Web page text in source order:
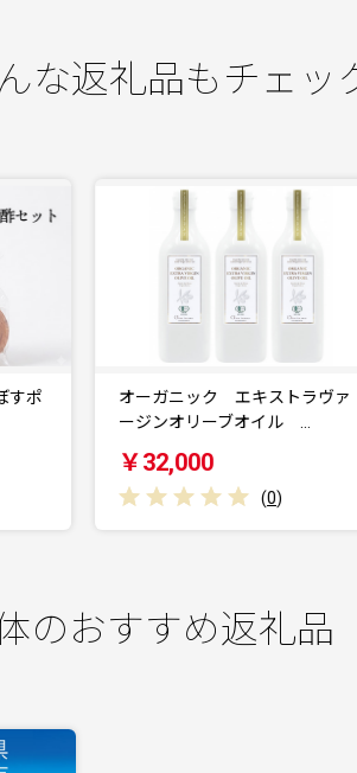
な返礼品もチェッ
ヴァ
【定期便全6回】オーガニッ
エキストラヴァージン…
￥120,000
(0
のおすすめ返礼品